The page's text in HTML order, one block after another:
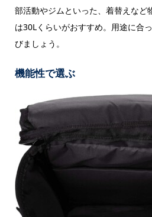
部活動やジムといった、着替えなど
は30Lくらいがおすすめ。用途に合
びましょう。
機能性で選ぶ